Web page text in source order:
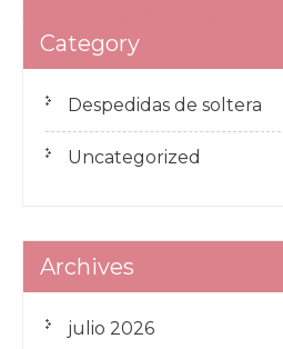
Category
Despedidas de soltera
Uncategorized
Archives
julio 2026